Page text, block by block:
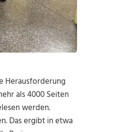
Herausforderung
als 4000 Seiten
werden.
Das ergibt in etwa